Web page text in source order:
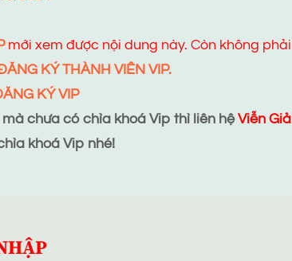
mới xem được nội dung này. Còn không phải
KÝ THÀNH VIÊN VIP.
KÝ VIP
chưa có chìa khoá Vip thì liên hệViễn Giả
khoá Vip nhé!